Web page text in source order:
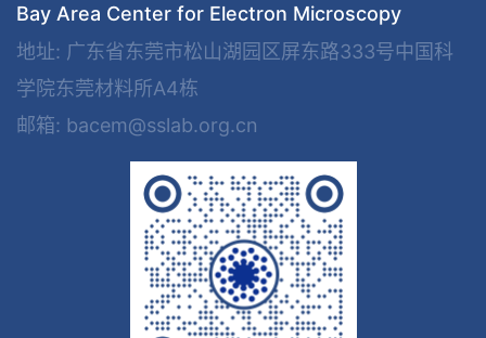
Bay Area Center for Electron Microscopy
地址: 广东省东莞市松山湖园区屏东路333号中国科
学院东莞材料所A4栋
邮箱: bacem@sslab.org.cn